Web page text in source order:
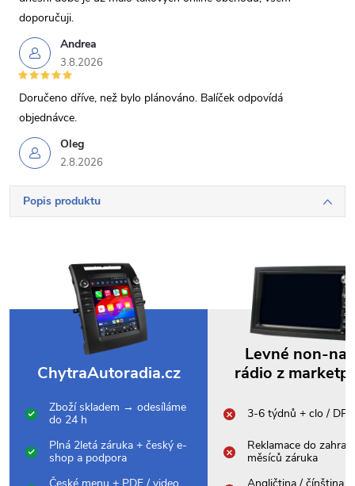
Andrea
3.8.2026
doporučuji.
Oleg
2.8.2026
Doručeno dříve, než bylo plánováno. Balíček odpovídá
objednávce.
Popis produktu
ChytraAutoradia.cz
Levné non-
rádio z
Zboží skladem → odesíláme
do 24 h
3-6 týdnů + clo /
Plná 2letá záruka + český e-
shop a podpora
Reklamace do
měsíců záruka
České menu + PDF / video
Angličtina / čínština,